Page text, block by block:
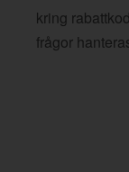
kring
frågor